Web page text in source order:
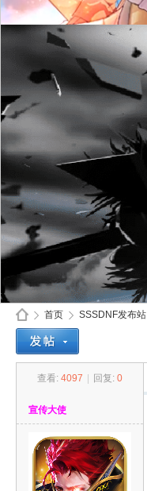
首页
›
SSSDNF发布站
查看: 4097 回复: 0
宣传大使